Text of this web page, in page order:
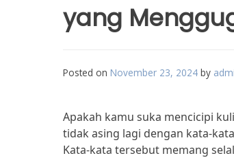
yang
Posted on November 23, 2024 by
Apakah kamu suka mencicipi
tidak asing lagi dengan kata-
Kata-kata tersebut memang